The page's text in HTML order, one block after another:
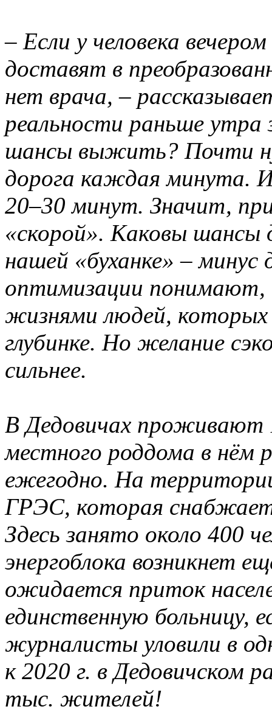
– Если у человека
доставят в
нет врача, –
реальности раньше утра
шансы выжить? Почти
дорога каждая минута.
20–30 минут. Значит,
«скорой». Каковы шансы
нашей «буханке» –
оптимизации понимают,
жизнями людей, которых
глубинке. Но желание
сильнее.
В Дедовичах проживают
местного роддома в нём
ежегодно. На
ГРЭС, которая снабжает
Здесь занято около 400
энергоблока возникнет
ожидается приток
единственную больницу,
журналисты уловили в
к 2020 г. в Дедовичском
тыс. жителей!